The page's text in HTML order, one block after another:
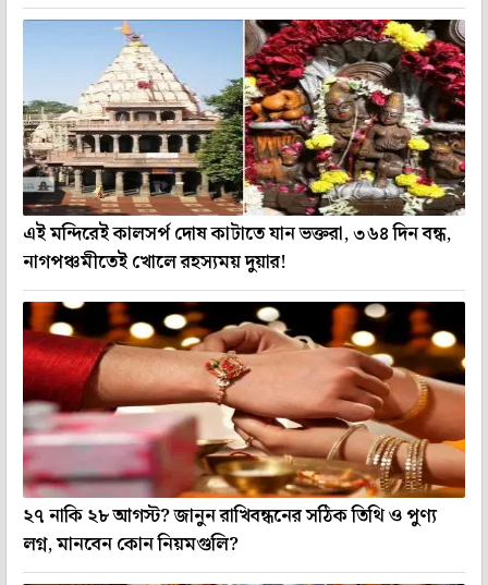
এই মন্দিরেই কালসর্প দোষ কাটাতে যান ভক্তরা, ৩৬৪ দিন বন্ধ,
নাগপঞ্চমীতেই খোলে রহস্যময় দুয়ার!
২৭ নাকি ২৮ আগস্ট? জানুন রাখিবন্ধনের সঠিক তিথি ও পুণ্য
লগ্ন, মানবেন কোন নিয়মগুলি?